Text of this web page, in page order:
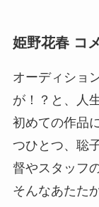
姫野花春 コ
オーディショ
が！？と、人
初めての作品
つひとつ、聡
督やスタッフ
そんなあたた